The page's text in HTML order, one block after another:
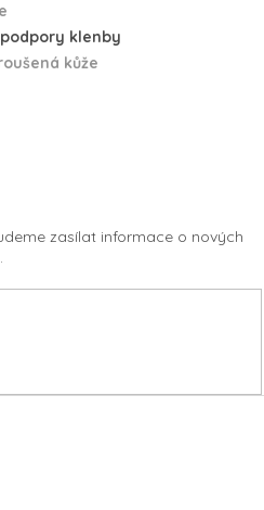
klenby
kůže
zasílat informace o nových